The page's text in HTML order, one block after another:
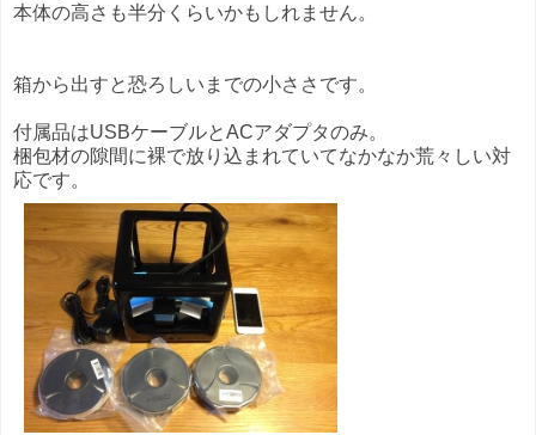
本体の高さも半分くらいかもしれません。
箱から出すと恐ろしいまでの小ささです。
付属品はUSBケーブルとACアダプタのみ。
梱包材の隙間に裸で放り込まれていてなかなか荒々しい対
応です。